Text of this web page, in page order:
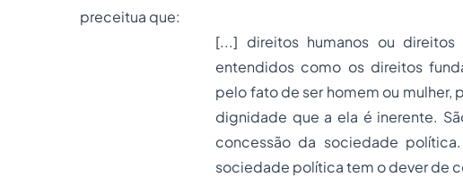
preceitua que:
[...] direitos humanos ou
entendidos como os direitos
pelo fato de ser homem ou mulher,
dignidade que a ela é inerente.
concessão da sociedade
sociedade política tem o dever de